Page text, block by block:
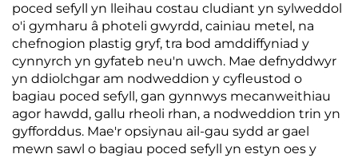
poced sefyll yn lleihau costau cludiant yn sylweddol
o'i gymharu â photeli gwyrdd, cainiau metel, na
chefnogion plastig gryf, tra bod amddiffyniad y
cynnyrch yn gyfateb neu'n uwch. Mae defnyddwyr
yn ddiolchgar am nodweddion y cyfleustod o
bagiau poced sefyll, gan gynnwys mecanweithiau
agor hawdd, gallu rheoli rhan, a nodweddion trin yn
gyfforddus. Mae'r opsiynau ail-gau sydd ar gael
mewn sawl o bagiau poced sefyll yn estyn oes y